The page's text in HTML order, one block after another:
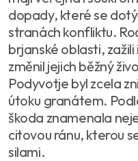
dopady, které se
stranách konfliktu.
brjanské oblasti,
změnil jejich běžný
Podyvotje byl zcela
útoku granátem.
škoda znamenala
citovou ránu, kterou
silami.